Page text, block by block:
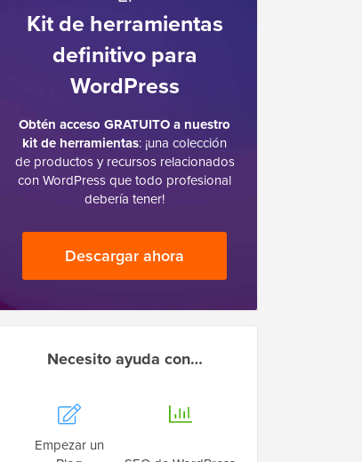
Kit de herramientas
definitivo para
WordPress
Obtén acceso GRATUITO a nuestro
kit de herramientas: ¡una colección
de productos y recursos relacionados
con WordPress que todo profesional
debería tener!
Descargar ahora
Necesito ayuda con…
Empezar un